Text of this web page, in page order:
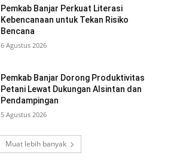
Pemkab Banjar Perkuat Literasi
Kebencanaan untuk Tekan Risiko
Bencana
6 Agustus 2026
Pemkab Banjar Dorong Produktivitas
Petani Lewat Dukungan Alsintan dan
Pendampingan
5 Agustus 2026
Muat lebih banyak